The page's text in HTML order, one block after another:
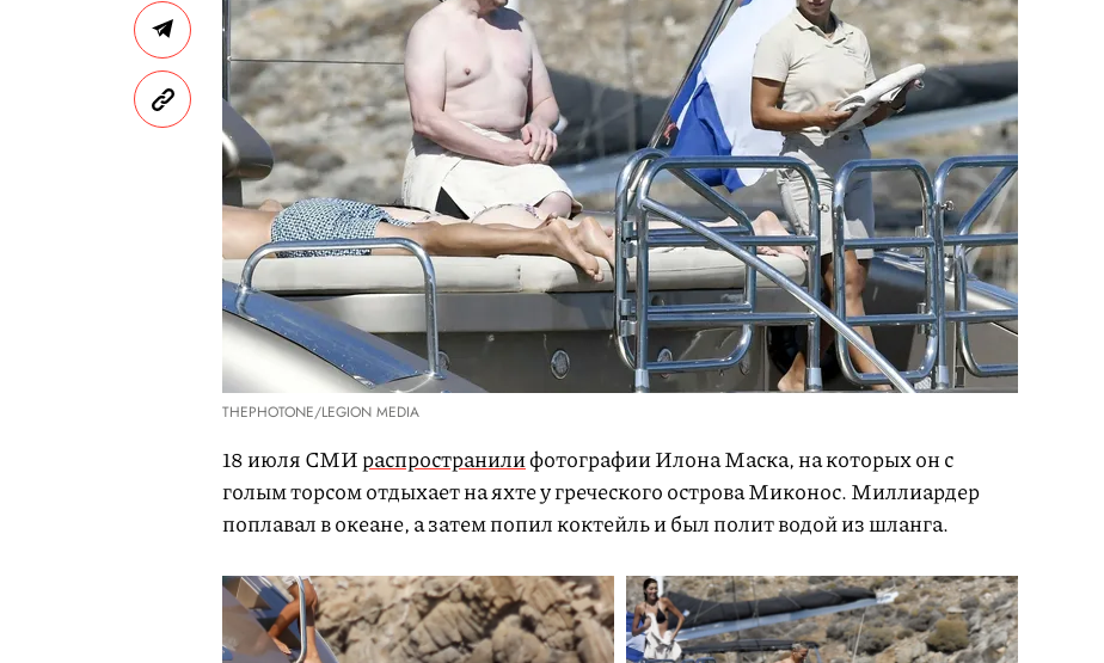
THEPHOTONE/LEGION MEDIA
18 июля СМИраспространилифотографии Илона Маска, на которых он с
голым торсом отдыхает на яхте у греческого острова Миконос. Миллиардер
поплавал в океане, а затем попил коктейль и был полит водой из шланга.